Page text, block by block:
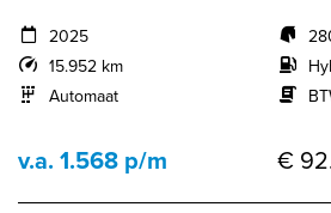
2025
15.952 km
Automaat
v.a. 1.568 p/m €